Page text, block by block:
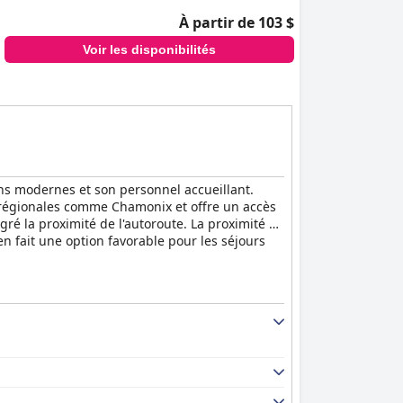
À partir de 103 $
Voir les disponibilités
modernes et son personnel accueillant.
comme Chamonix et offre un accès
la proximité de l'autoroute. La proximité de
fait une option favorable pour les séjours
d'articles de haute qualité, y compris les
déjeuner élevé, l'expérience globale est
positifs pour la qualité de ses
à café et des réfrigérateurs. Les clients
si certains aspects de la décoration